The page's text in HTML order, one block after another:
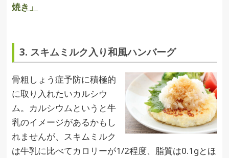
焼き」
3. スキムミルク入り和風ハンバーグ
骨粗しょう症予防に積極的
に取り入れたいカルシウ
ム。カルシウムというと牛
乳のイメージがあるかもし
れませんが、スキムミルク
は牛乳に比べてカロリーが1/2程度、脂質は0.1gとほ